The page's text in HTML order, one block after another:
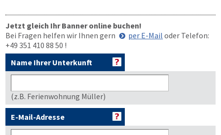
Jetzt gleich Ihr Banner online buchen!
Bei Fragen helfen wir Ihnen gern
per E-Mail oder Telefon:
+49 351 410 88 50 !
Name Ihrer Unterkunft
(z.B. Ferienwohnung Müller)
E-Mail-Adresse